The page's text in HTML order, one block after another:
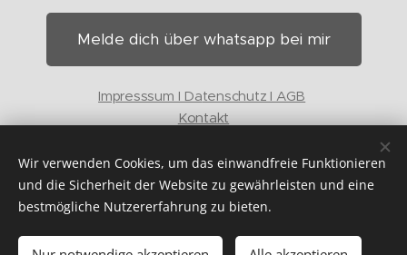
Melde dich über whatsapp bei mir
Impresssum I Datenschutz I AGB
Kontakt
© Yoga mit Christina. Alle Rechte vorbehalten
Wir verwenden Cookies, um das einwandfreie Funktionieren
und die Sicherheit der Website zu gewährleisten und eine
bestmögliche Nutzererfahrung zu bieten.